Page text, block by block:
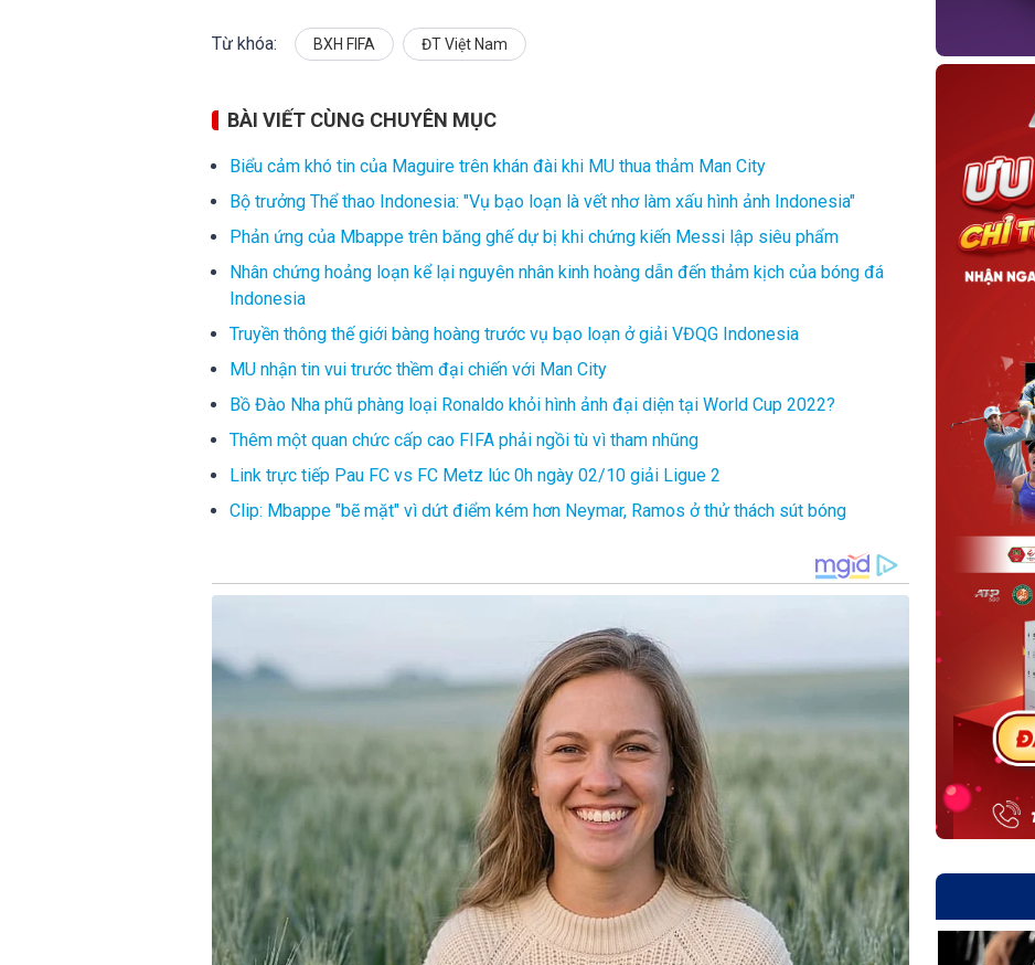
Từ khóa: BXH FIFA ĐT Việt Nam
BÀI VIẾT CÙNG CHUYÊN MỤC
Biểu cảm khó tin của Maguire trên khán đài khi MU thua thảm Man City
Bộ trưởng Thể thao Indonesia: "Vụ bạo loạn là vết nhơ làm xấu hình ảnh Indonesia"
Phản ứng của Mbappe trên băng ghế dự bị khi chứng kiến Messi lập siêu phẩm
Nhân chứng hoảng loạn kể lại nguyên nhân kinh hoàng dẫn đến thảm kịch của bóng đá
Indonesia
Truyền thông thế giới bàng hoàng trước vụ bạo loạn ở giải VĐQG Indonesia
MU nhận tin vui trước thềm đại chiến với Man City
Bồ Đào Nha phũ phàng loại Ronaldo khỏi hình ảnh đại diện tại World Cup 2022?
Thêm một quan chức cấp cao FIFA phải ngồi tù vì tham nhũng
Link trực tiếp Pau FC vs FC Metz lúc 0h ngày 02/10 giải Ligue 2
Clip: Mbappe "bẽ mặt" vì dứt điểm kém hơn Neymar, Ramos ở thử thách sút bóng